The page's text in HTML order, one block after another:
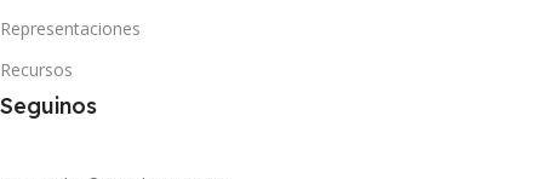
Representaciones
Recursos
Seguinos